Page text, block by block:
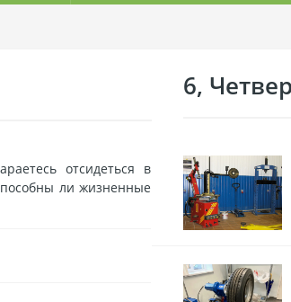
отсидеться в
ли жизненные
6,